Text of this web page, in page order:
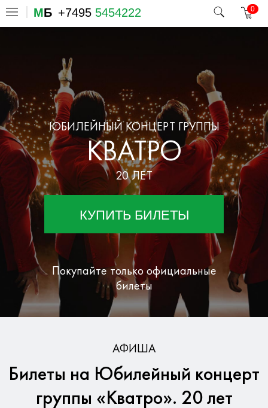
МБ +7495 5454222 0
ЮБИЛЕЙНЫЙ КОНЦЕРТ ГРУППЫ
КВАТРО
20 ЛЕТ
КУПИТЬ БИЛЕТЫ
Покупайте только официальные
билеты
Гарантия безопасности данных
АФИША
Билеты на Юбилейный концерт
группы «Кватро». 20 лет